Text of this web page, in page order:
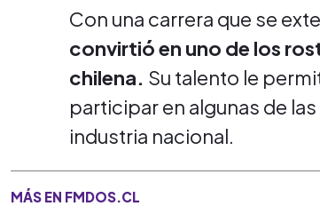
Con una carrera que se
convirtió en uno de los
chilena. Su talento le
participar en algunas de
industria nacional.
MÁS EN FMDOS.CL